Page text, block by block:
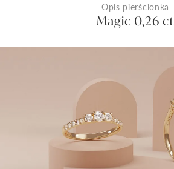
Opis pierścionka
Magic 0,26 ct